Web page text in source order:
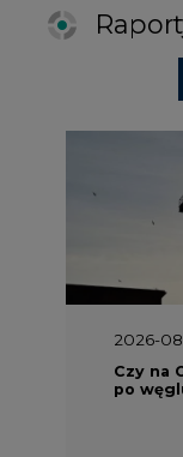
2026-
Czy na
po